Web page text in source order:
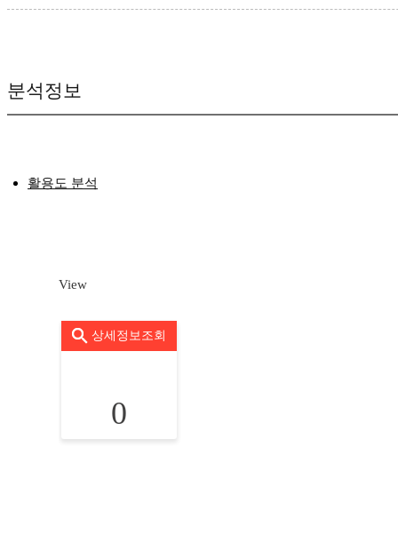
분석정보
활용도 분석
View
상세정보조회
0